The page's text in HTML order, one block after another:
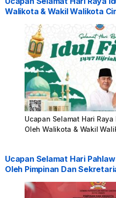
Walikota & Wakil Walikota
Ucapan Selamat Hari Raya
Oleh Walikota & Wakil
Ucapan Selamat Hari
Oleh Pimpinan Dan